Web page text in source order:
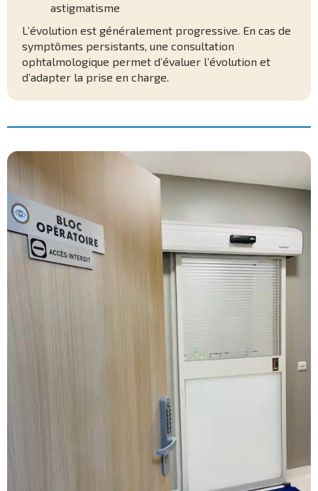
astigmatisme
L’évolution est généralement progressive. En cas de
symptômes persistants, une consultation
ophtalmologique permet d’évaluer l’évolution et
d’adapter la prise en charge.